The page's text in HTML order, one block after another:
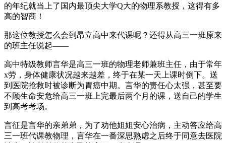
的年纪就当上了国内最顶尖大学Q大的物理系教授，这得有多
高的智商！
那这位教授怎么会到昂立高中来代课呢？还得从高三一班原来
的班主任说起——
高中特级教师言华是高三一班的物理老师兼班主任，由于常年
x劳，身体健康状况越来越差，终于在某一天上课时倒下。送
到医院抢救时被诊断为胃癌中期。言华的责任心太强，甚至要
不顾生命安危给高三一班上完最后两个月的课，送自己的学生
到高考考场。
言征是言华的亲弟弟，为了劝他姐姐安心治病，主动答应给高
三一班代课教物理，言华在一番深思熟虑之后终于同意去医院